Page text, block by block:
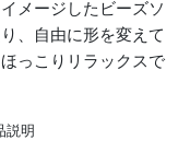
メージしたビーズソ
、自由に形を変えて
っこりリラックスで
説明